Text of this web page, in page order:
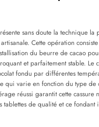
sans doute la technique la
Cette opération
du beurre de cacao
et parfaitement stable. Le
fondu par différentes
qui varie en fonction du type de
réussi garantit cette cassure
tablettes de qualité et ce fondant